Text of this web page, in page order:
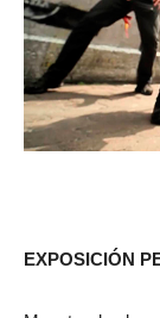
EXPOSICIÓN